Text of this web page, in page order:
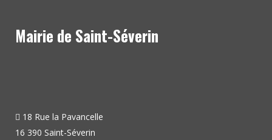
Mairie de Saint-Séverin
18 Rue la Pavancelle
16 390 Saint-Séverin